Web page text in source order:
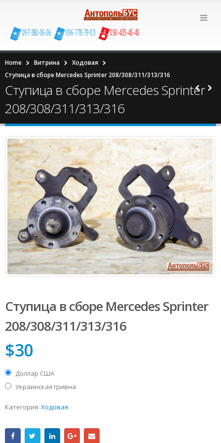
097-380-06-06 096-778-79-03 050-435-45-45
Home Витрина
Ходовая
Ступица в сборе Mercedes Sprinter 208/308/311/313/316
Ступица в сборе Mercedes Sprinter
208/308/311/313/316
Ступица в сборе Mercedes Sprinter
208/308/311/313/316
$30
Доллар США
Украинская гривна
Категория: Ходовая